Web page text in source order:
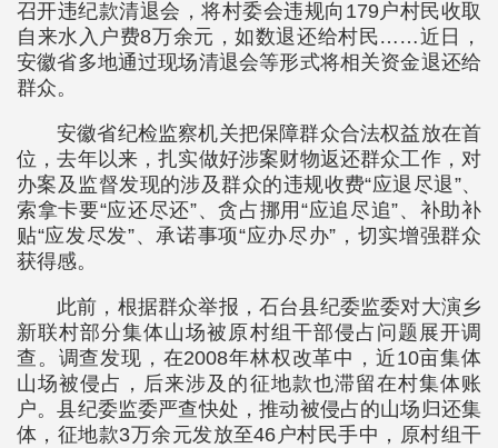
召开违纪款清退会，将村委会违规向179户村民收取
自来水入户费8万余元，如数退还给村民……近日，
安徽省多地通过现场清退会等形式将相关资金退还给
群众。
安徽省纪检监察机关把保障群众合法权益放在首
位，去年以来，扎实做好涉案财物返还群众工作，对
办案及监督发现的涉及群众的违规收费“应退尽退”、
索拿卡要“应还尽还”、贪占挪用“应追尽追”、补助补
贴“应发尽发”、承诺事项“应办尽办”，切实增强群众
获得感。
此前，根据群众举报，石台县纪委监委对大演乡
新联村部分集体山场被原村组干部侵占问题展开调
查。调查发现，在2008年林权改革中，近10亩集体
山场被侵占，后来涉及的征地款也滞留在村集体账
户。县纪委监委严查快处，推动被侵占的山场归还集
体，征地款3万余元发放至46户村民手中，原村组干